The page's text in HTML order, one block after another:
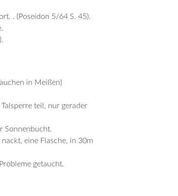
. (Poseidon 5/64 S. 45).
in Meißen)
teil, nur gerader
Sonnenbucht.
eine Flasche, in 30m
getaucht.